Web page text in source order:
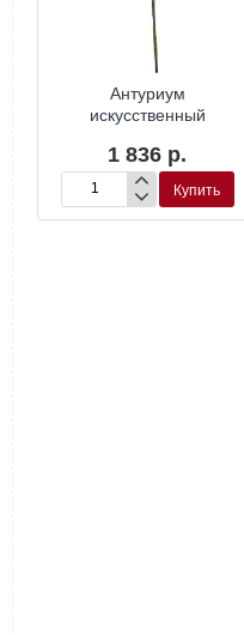
Антуриум
искусственный
1 836 р.
Антуриум
искусственный
Купить